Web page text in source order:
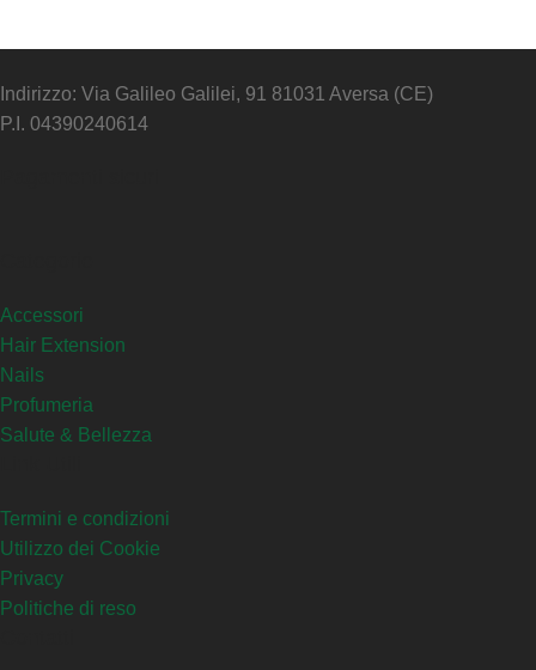
Indirizzo: Via Galileo Galilei, 91 81031 Aversa (CE)
P.I. 04390240614
Accessori
Hair Extension
Nails
Profumeria
Salute & Bellezza
Termini e condizioni
Utilizzo dei Cookie
Privacy
Politiche di reso